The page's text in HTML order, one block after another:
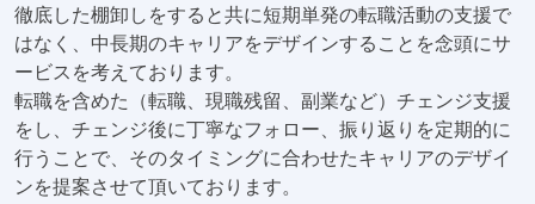
徹底した棚卸しをすると共に短期単発の転職活動の支援で
はなく、中長期のキャリアをデザインすることを念頭にサ
ービスを考えております。
転職を含めた（転職、現職残留、副業など）チェンジ支援
をし、チェンジ後に丁寧なフォロー、振り返りを定期的に
行うことで、そのタイミングに合わせたキャリアのデザイ
ンを提案させて頂いております。